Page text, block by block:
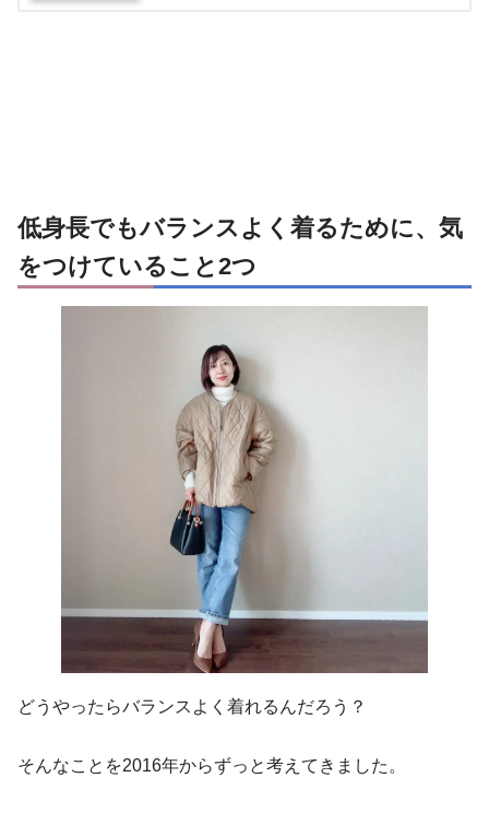
低身長でもバランスよく着るために、気
をつけていること2つ
どうやったらバランスよく着れるんだろう？
そんなことを2016年からずっと考えてきました。